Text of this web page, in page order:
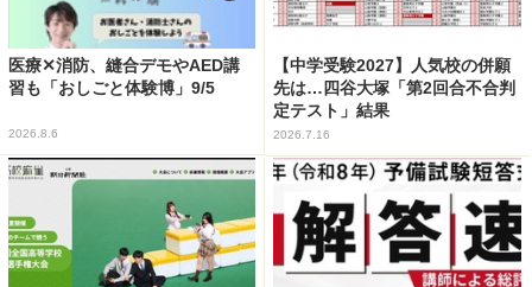
医療✕消防、縫合デモやAED講
習も「おしごと体験博」9/5
2026.8.6
【中学受験2027】人気校の併願
先は…四谷大塚「第2回合不合判
定テスト」結果
2026.7.16